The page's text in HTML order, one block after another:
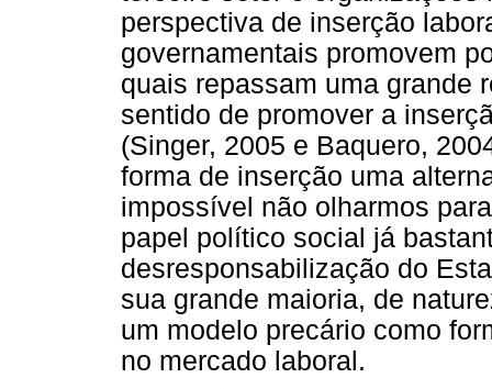
perspectiva de inserção
governamentais promovem
quais repassam uma grande
sentido de promover a
(Singer, 2005 e Baquero,
forma de inserção uma
impossível não olharmos
papel político social já
desresponsabilização do
sua grande maioria, de
um modelo precário como
no mercado laboral.